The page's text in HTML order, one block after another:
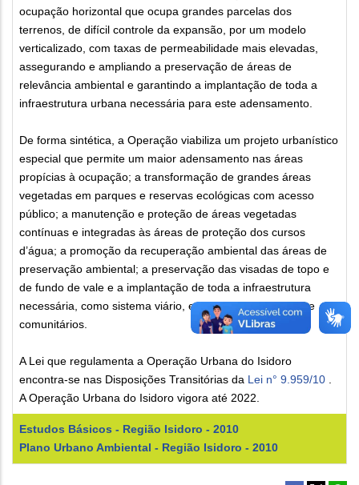
ocupação horizontal que ocupa grandes parcelas dos
terrenos, de difícil controle da expansão, por um modelo
verticalizado, com taxas de permeabilidade mais elevadas,
assegurando e ampliando a preservação de áreas de
relevância ambiental e garantindo a implantação de toda a
infraestrutura urbana necessária para este adensamento.
De forma sintética, a Operação viabiliza um projeto urbanístico
especial que permite um maior adensamento nas áreas
propícias à ocupação; a transformação de grandes áreas
vegetadas em parques e reservas ecológicas com acesso
público; a manutenção e proteção de áreas vegetadas
contínuas e integradas às áreas de proteção dos cursos
d’água; a promoção da recuperação ambiental das áreas de
preservação ambiental; a preservação das visadas de topo e
de fundo de vale e a implantação de toda a infraestrutura
necessária, como sistema viário, equipamentos urbanos e
comunitários.
A Lei que regulamenta a Operação Urbana do Isidoro
encontra-se nas Disposições Transitórias da Lei n° 9.959/10
A Operação Urbana do Isidoro vigora até 2022.
Estudos Básicos - Região Isidoro - 2010
Plano Urbano Ambiental - Região Isidoro - 2010